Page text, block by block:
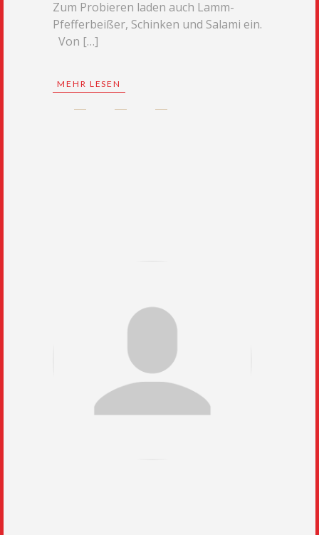
Zum Probieren laden auch Lamm-
Pfefferbeißer, Schinken und Salami ein.
Von […]
MEHR LESEN